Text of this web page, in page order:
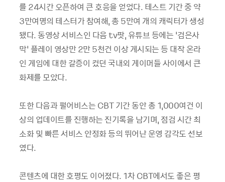
를 24시간 오픈하여 큰 호응을 얻었다. 테스트 기간 중 약
3만여명의 테스터가 참여해, 총 5만여 개의 캐릭터가 생성
됐다. 동영상 서비스인 다음 tv팟, 유튜브 등에는 ‘검은사
막’ 플레이 영상만 2만 5천건 이상 게시되는 등 대작 온라
인 게임에 대한 갈증이 컸던 국내외 게이머들 사이에서 큰
화제를 모았다.
또한 다음과 펄어비스는 CBT 기간 동안 총 1,000여건 이
상의 업데이트를 진행하는 진기록을 남기며, 점검 시간 최
소화 및 빠른 서비스 안정화 등의 뛰어난 운영 감각도 선보
였다.
콘텐츠에 대한 호평도 이어졌다. 1차 CBT에서도 좋은 평